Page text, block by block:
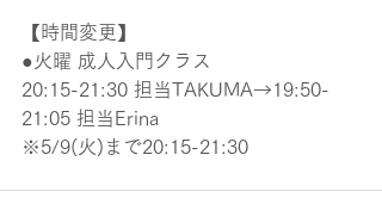
【時間変更】
●火曜 成人入門クラス
20:15-21:30 担当TAKUMA→19:50-
21:05 担当Erina
※5/9(火)まで20:15-21:30